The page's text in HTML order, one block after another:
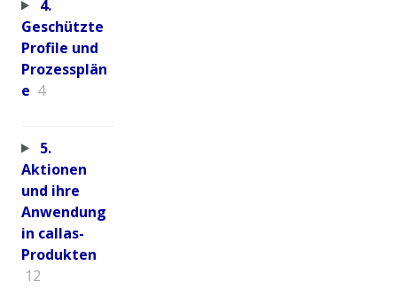
4.
Geschützte
Profile und
Prozessplän
e 4
5.
Aktionen
und ihre
Anwendung
in callas-
Produkten
12